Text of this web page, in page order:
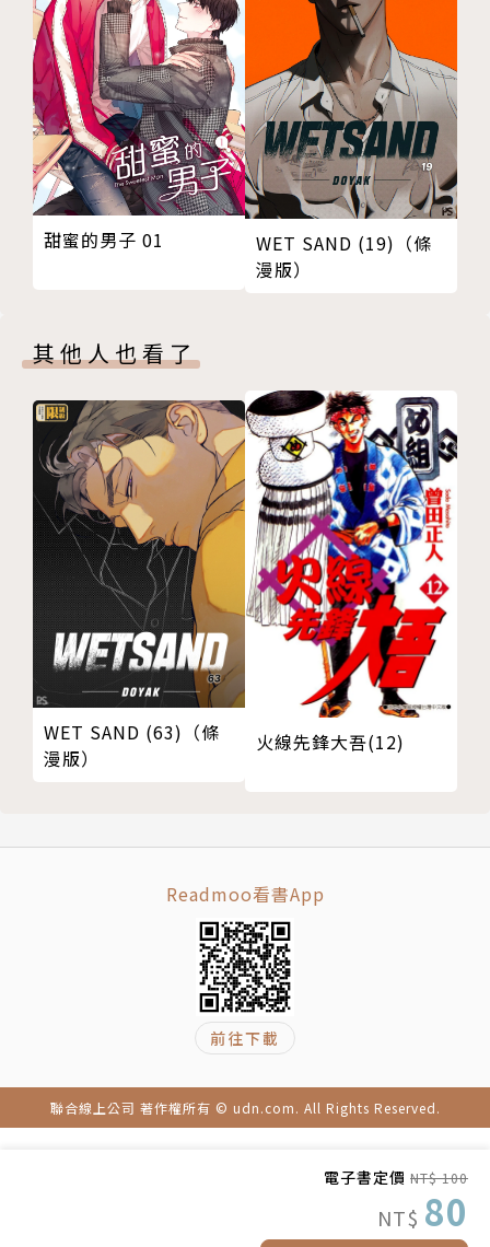
電子書定價 NT$ 100
NT$ 80
甜蜜的男子 01
WET SAND (19)（條
漫版）
其他人也看了
WET SAND (63)（條
漫版）
火線先鋒大吾(12)
Readmoo看書App
前往下載
聯合線上公司 著作權所有 © udn.com. All Rights Reserved.